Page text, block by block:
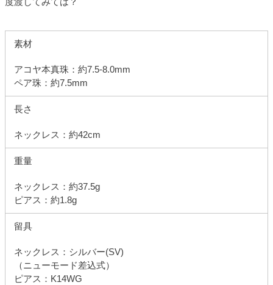
素材
アコヤ本真珠：約7.5-8.0mm
ペア珠：約7.5mm
長さ
ネックレス：約42cm
重量
ネックレス：約37.5g
ピアス：約1.8g
留具
ネックレス：シルバー(SV)
（ニューモード差込式）
ピアス：K14WG